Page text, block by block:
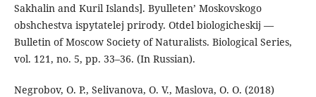
Sakhalin and Kuril Islands]. Byulleten’ Moskovskogo
obshchestva ispytatelej prirody. Otdel biologicheskij —
Bulletin of Moscow Society of Naturalists. Biological Series,
vol. 121, no. 5, pp. 33–36. (In Russian).
Negrobov, O. P., Selivanova, O. V., Maslova, O. O. (2018)